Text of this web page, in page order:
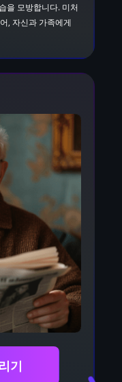
기
을 모방합니다. 미처
, 자신과 가족에게